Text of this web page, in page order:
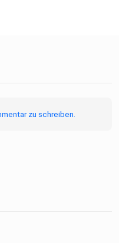
zu schreiben.